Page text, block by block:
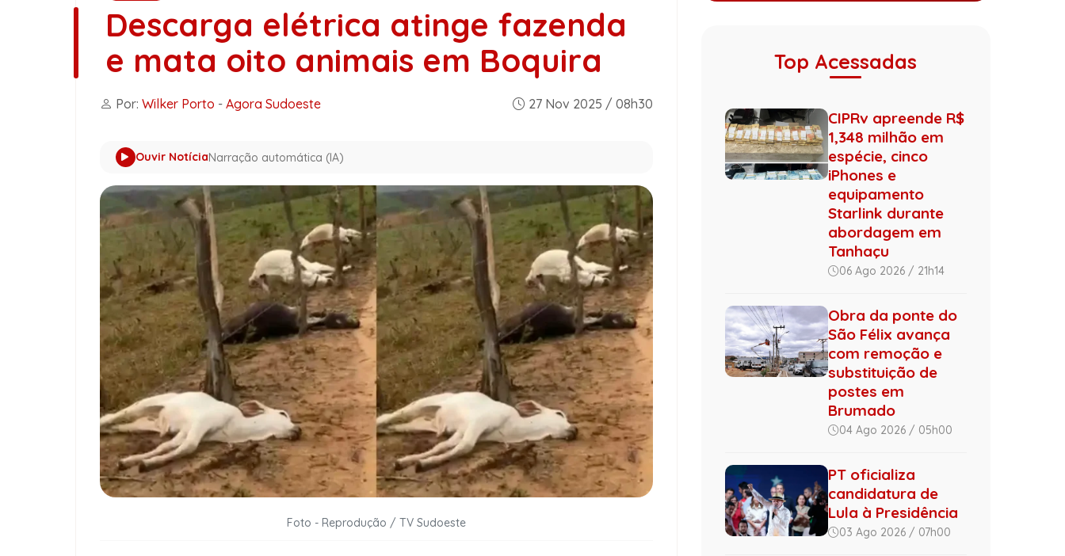
Descarga elétrica atinge fazenda
e mata oito animais em Boquira
Por: Wilker Porto - Agora Sudoeste 27 Nov 2025 / 08h30
Ouvir NotíciaNarração automática (IA)
Foto - Reprodução / TV Sudoeste
Top Acessadas
CIPRv apreende R$
1,348 milhão em
espécie, cinco
iPhones e
equipamento
Starlink durante
abordagem em
Tanhaçu
06 Ago 2026 / 21h14
Obra da ponte do
São Félix avança
com remoção e
substituição de
postes em
Brumado
04 Ago 2026 / 05h00
PT oficializa
candidatura de
Lula à Presidência
03 Ago 2026 / 07h00